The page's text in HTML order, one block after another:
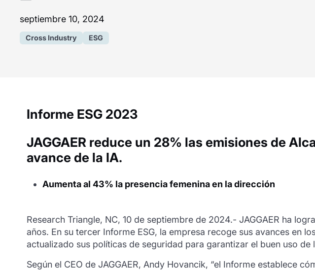
septiembre 10, 2024
Cross Industry ESG
Informe ESG 2023
JAGGAER reduce un 28% las emisiones de
avance de la IA.
Aumenta al 43% la presencia femenina en la dirección
Research Triangle, NC, 10 de septiembre de 2024.- JAGGAER ha
años. En su tercer Informe ESG, la empresa recoge sus avances en
actualizado sus políticas de seguridad para garantizar el buen uso de
Según el CEO de JAGGAER, Andy Hovancik, “el Informe establece